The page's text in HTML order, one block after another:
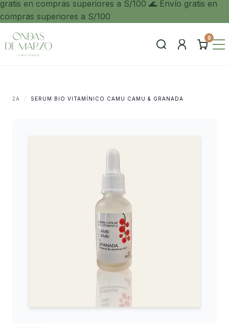
gratis en compras superiores a S/100 🌊 Envío gratis en
compras superiores a S/100
0
2A / SERUM BIO VITAMÍNICO CAMU CAMU & GRANADA